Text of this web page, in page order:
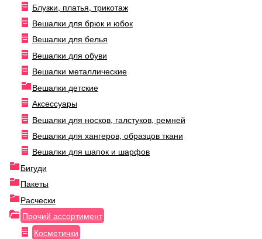
Блузки, платья, трикотаж
Вешалки для брюк и юбок
Вешалки для белья
Вешалки для обуви
Вешалки металлические
Вешалки детские
Аксессуары
Вешалки для носков, галстуков, ремней
Вешалки для хангеров, образцов ткани
Вешалки для шапок и шарфов
Бигуди
Пакеты
Расчески
Прочий ассортимент
Косметички